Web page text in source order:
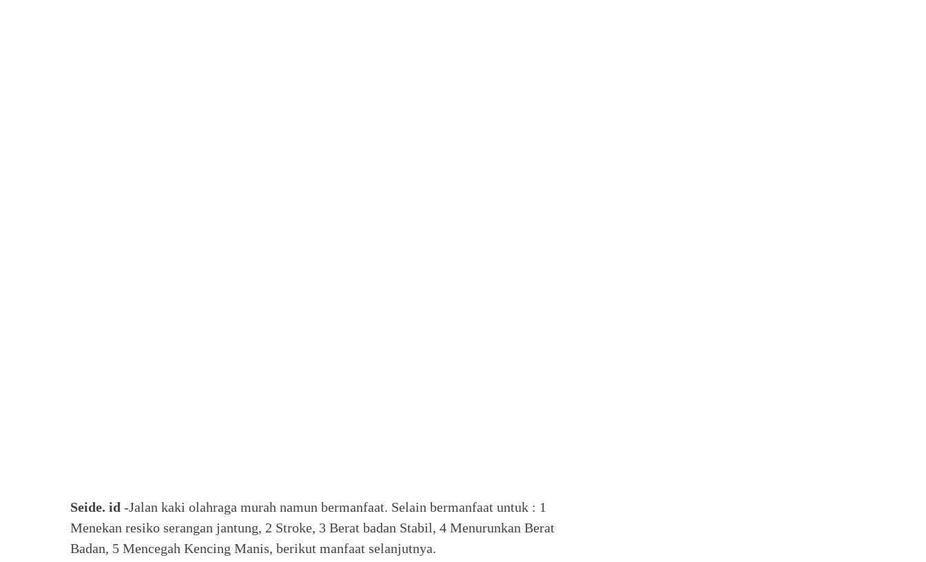
Seide. id -Jalan kaki olahraga murah namun bermanfaat. Selain bermanfaat untuk : 1
Menekan resiko serangan jantung, 2 Stroke, 3 Berat badan Stabil, 4 Menurunkan Berat
Badan, 5 Mencegah Kencing Manis, berikut manfaat selanjutnya.